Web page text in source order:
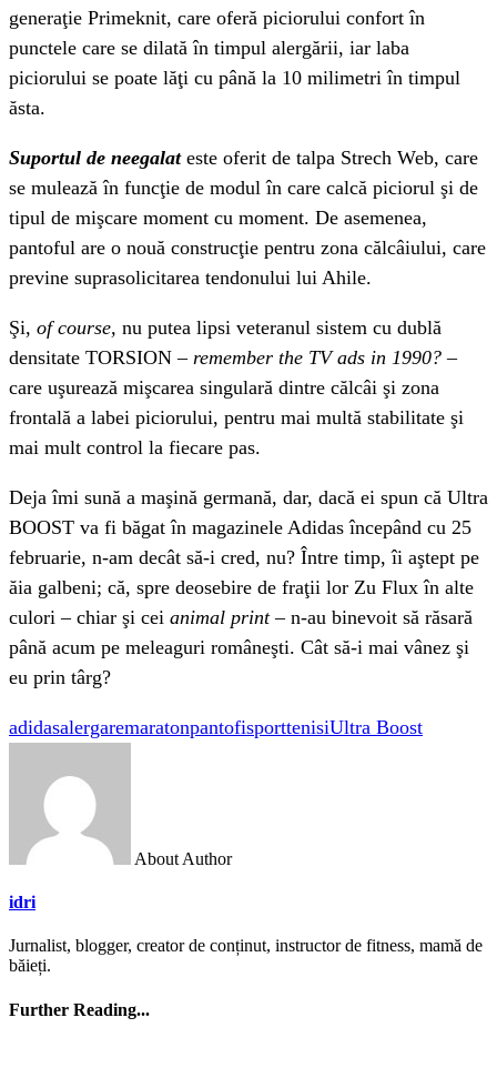
generaţie Primeknit, care oferă piciorului confort în
punctele care se dilată în timpul alergării, iar laba
piciorului se poate lăţi cu până la 10 milimetri în timpul
ăsta.
Suportul de neegalateste oferit de talpa Strech Web, care
se mulează în funcţie de modul în care calcă piciorul şi de
tipul de mişcare moment cu moment. De asemenea,
pantoful are o nouă construcţie pentru zona călcâiului, care
previne suprasolicitarea tendonului lui Ahile.
Şi, of course, nu putea lipsi veteranul sistem cu dublă
densitate TORSION – remember the TV ads in 1990? –
care uşurează mişcarea singulară dintre călcâi şi zona
frontală a labei piciorului, pentru mai multă stabilitate şi
mai mult control la fiecare pas.
Deja îmi sună a maşină germană, dar, dacă ei spun că Ultra
BOOST va fi băgat în magazinele Adidas începând cu 25
februarie, n-am decât să-i cred, nu? Între timp, îi aştept pe
ăia galbeni; că, spre deosebire de fraţii lor Zu Flux în alte
culori – chiar şi cei animal print – n-au binevoit să răsară
până acum pe meleaguri româneşti. Cât să-i mai vânez şi
eu prin târg?
adidasalergaremaratonpantofisporttenisiUltra Boost
About Author
idri
Jurnalist, blogger, creator de conținut, instructor de fitness, mamă de
băieți.
Further Reading...